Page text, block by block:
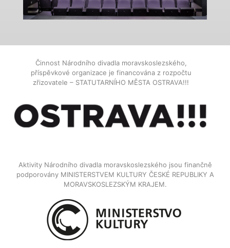
Činnost Národního divadla moravskoslezského,
příspěvkové organizace je financována z rozpočtu
zřizovatele – STATUTARNÍHO MĚSTA OSTRAVA!!!
Aktivity Národního divadla moravskoslezského jsou finančně
podporovány MINISTERSTVEM KULTURY ČESKÉ REPUBLIKY A
MORAVSKOSLEZSKÝM KRAJEM.